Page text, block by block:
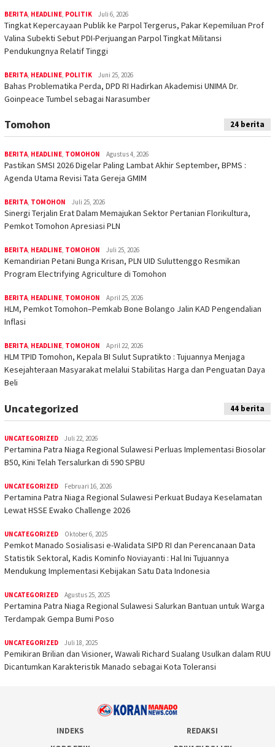
BERITA HEADLINE POLITIK Juli 6, 2026
Tingkat Kepercayaan Publik ke Parpol Tergerus, Pakar Kepemiluan Prof
Valina Subekti Sebut PDI-Perjuangan Parpol Tingkat Militansi
Pendukungnya Relatif Tinggi
BERITA HEADLINE POLITIK Juni 25, 2026
Bahas Problematika Perda, DPD RI Hadirkan Akademisi UNIMA Dr.
Goinpeace Tumbel sebagai Narasumber
Tomohon 24 berita
BERITA, HEADLINE, TOMOHON Agustus 4, 2026
Pastikan SMSI 2026 Digelar Paling Lambat Akhir September, BPMS :
Agenda Utama Revisi Tata Gereja GMIM
BERITA, TOMOHON Juli 25, 2026
Sinergi Terjalin Erat Dalam Memajukan Sektor Pertanian Florikultura,
Pemkot Tomohon Apresiasi PLN
BERITA, HEADLINE, TOMOHON Juli 25, 2026
Kemandirian Petani Bunga Krisan, PLN UID Suluttenggo Resmikan
Program Electrifying Agriculture di Tomohon
BERITA, HEADLINE, TOMOHON April 25, 2026
HLM, Pemkot Tomohon–Pemkab Bone Bolango Jalin KAD Pengendalian
Inflasi
BERITA, HEADLINE, TOMOHON April 22, 2026
HLM TPID Tomohon, Kepala BI Sulut Supratikto : Tujuannya Menjaga
Kesejahteraan Masyarakat melalui Stabilitas Harga dan Penguatan Daya
Beli
Uncategorized 44 berita
UNCATEGORIZED Juli 22, 2026
Pertamina Patra Niaga Regional Sulawesi Perluas Implementasi Biosolar
B50, Kini Telah Tersalurkan di 590 SPBU
UNCATEGORIZED Februari 16, 2026
Pertamina Patra Niaga Regional Sulawesi Perkuat Budaya Keselamatan
Lewat HSSE Ewako Challenge 2026
UNCATEGORIZED Oktober 6, 2025
Pemkot Manado Sosialisasi e-Walidata SIPD RI dan Perencanaan Data
Statistik Sektoral, Kadis Kominfo Noviayanti : Hal Ini Tujuannya
Mendukung Implementasi Kebijakan Satu Data Indonesia
UNCATEGORIZED Agustus 25, 2025
Pertamina Patra Niaga Regional Sulawesi Salurkan Bantuan untuk Warga
Terdampak Gempa Bumi Poso
UNCATEGORIZED Juli 18, 2025
Pemikiran Brilian dan Visioner, Wawali Richard Sualang Usulkan dalam RUU
Dicantumkan Karakteristik Manado sebagai Kota Toleransi
INDEKS
REDAKSI